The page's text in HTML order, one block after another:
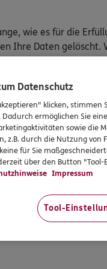
wie es für die
Ihre Daten
Ablauf von sechs
Agentur
Daten
Datenschutz
klicken, stimmen
ermöglichen Sie
sowie die
z.B. durch die Nutzung von
für Sie
über den Button
Impressum
Tool-